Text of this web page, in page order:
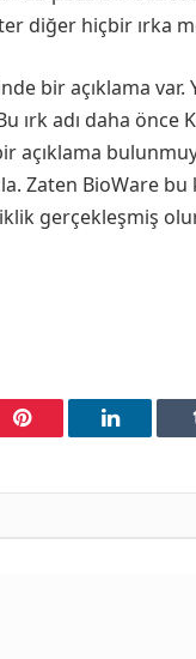
diğer hiçbir ırka
bir açıklama var.
ırk adı daha önce
açıklama
Zaten BioWare
gerçekleşmiş
Pinterest LinkedIn